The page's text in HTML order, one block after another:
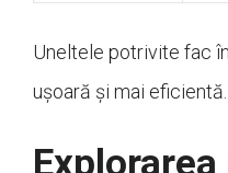
Uneltele potrivite fac
ușoară și mai eficientă.